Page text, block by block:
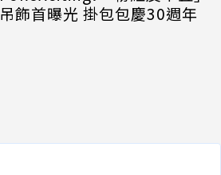
吊飾首曝光 掛包包慶30週年